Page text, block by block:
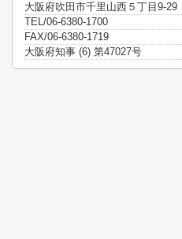
大阪府吹田市千里山西５丁目9-29
TEL/06-6380-1700
FAX/06-6380-1719
大阪府知事 (6) 第47027号